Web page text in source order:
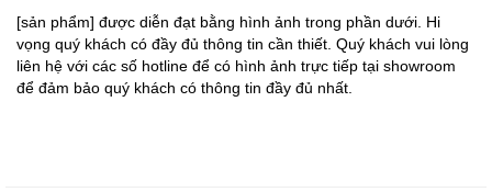
[sản phẩm] được diễn đạt bằng hình ảnh trong phần dưới. Hi
vọng quý khách có đầy đủ thông tin cần thiết. Quý khách vui lòng
liên hệ với các số hotline để có hình ảnh trực tiếp tại showroom
để đảm bảo quý khách có thông tin đầy đủ nhất.